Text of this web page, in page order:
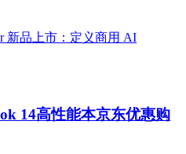
14高性能本京东优惠购